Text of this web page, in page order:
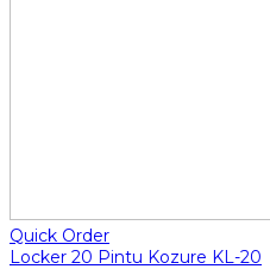
Quick Order
Locker 20 Pintu Kozure KL-20